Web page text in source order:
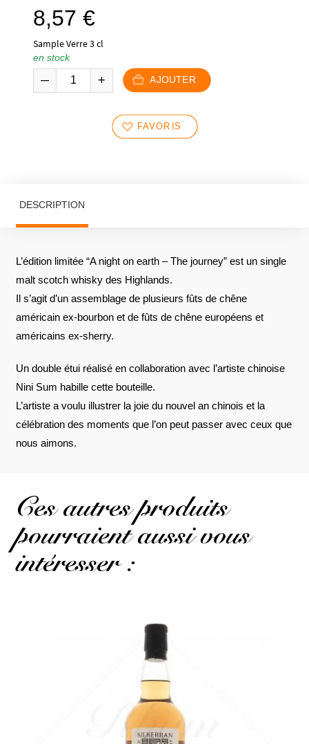
8,57 €
Sample Verre 3 cl
en stock
AJOUTER
FAVORIS
DESCRIPTION
L’édition limitée “A night on earth – The journey” est un single
malt scotch whisky des Highlands.
Il s’agit d’un assemblage de plusieurs fûts de chêne
américain ex-bourbon et de fûts de chêne européens et
américains ex-sherry.
Un double étui réalisé en collaboration avec l’artiste chinoise
Nini Sum habille cette bouteille.
L’artiste a voulu illustrer la joie du nouvel an chinois et la
célébration des moments que l’on peut passer avec ceux que
nous aimons.
Ces autres produits
pourraient aussi vous
intéresser :